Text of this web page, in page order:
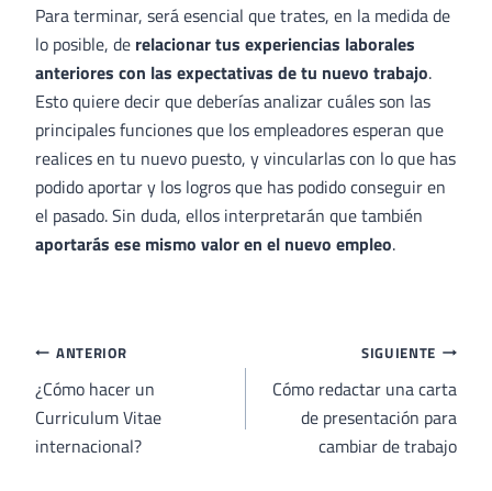
Para terminar, será esencial que trates, en la medida de
lo posible, de relacionar tus experiencias laborales
anteriores con las expectativas de tu nuevo trabajo.
Esto quiere decir que deberías analizar cuáles son las
principales funciones que los empleadores esperan que
realices en tu nuevo puesto, y vincularlas con lo que has
podido aportar y los logros que has podido conseguir en
el pasado. Sin duda, ellos interpretarán que también
aportarás ese mismo valor en el nuevo empleo.
Navegación
de
entradas
ANTERIOR
¿Cómo hacer un
Curriculum Vitae
internacional?
SIGUIENTE
Cómo redactar una carta
de presentación para
cambiar de trabajo